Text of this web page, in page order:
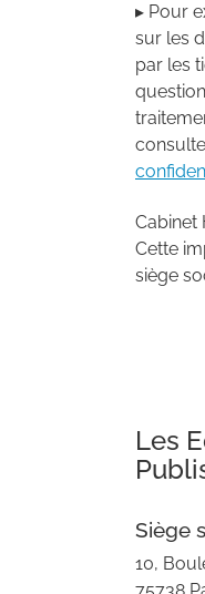
▸ Pour
sur les
par les
Cabinet
Cette
siège
Les
Siège
10,